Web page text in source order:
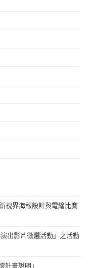
視界海報設計與電繪比賽
出影片徵選活動」之活動
畫說明」